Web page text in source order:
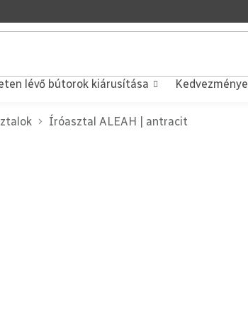
lévő bútorok kiárusítása
Íróasztal ALEAH | antracit